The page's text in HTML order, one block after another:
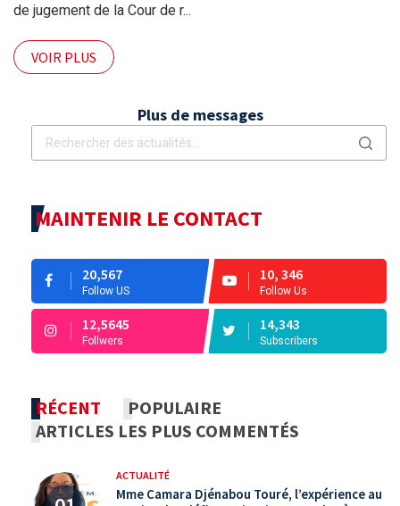
de jugement de la Cour de r...
VOIR PLUS
Plus de messages
MAINTENIR LE CONTACT
20,567
Follow US
10, 346
Follow Us
12,5645
Follwers
14,343
Subscribers
RÉCENT
POPULAIRE
ARTICLES LES PLUS COMMENTÉS
ACTUALITÉ
Mme Camara Djénabou Touré, l’expérience au